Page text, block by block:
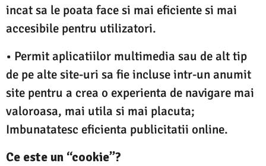
incat sa le poata face si mai eficiente si mai
accesibile pentru utilizatori.
• Permit aplicatiilor multimedia sau de alt tip
de pe alte site-uri sa fie incluse intr-un anumit
site pentru a crea o experienta de navigare mai
valoroasa, mai utila si mai placuta;
Imbunatatesc eficienta publicitatii online.
Ce este un “cookie”?